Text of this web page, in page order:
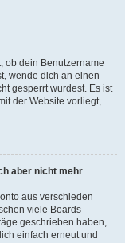
ob dein Benutzername
wende dich an einen
gesperrt wurdest. Es ist
der Website vorliegt,
aber nicht mehr
aus verschieden
viele Boards
geschrieben haben,
einfach erneut und